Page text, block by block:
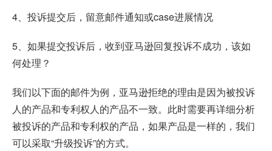
4、投诉提交后，留意邮件通知或case进展情况
5、如果提交投诉后，收到亚马逊回复投诉不成功，该如
何处理？
我们以下面的邮件为例，亚马逊拒绝的理由是因为被投诉
人的产品和专利权人的产品不一致。此时需要再详细分析
被投诉的产品和专利权的产品，如果产品是一样的，我们
可以采取“升级投诉”的方式。